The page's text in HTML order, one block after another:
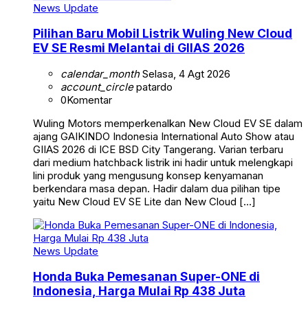
News Update
Pilihan Baru Mobil Listrik Wuling New Cloud
EV SE Resmi Melantai di GIIAS 2026
calendar_monthSelasa, 4 Agt 2026
account_circlepatardo
0Komentar
Wuling Motors memperkenalkan New Cloud EV SE dalam
ajang GAIKINDO Indonesia International Auto Show atau
GIIAS 2026 di ICE BSD City Tangerang. Varian terbaru
dari medium hatchback listrik ini hadir untuk melengkapi
lini produk yang mengusung konsep kenyamanan
berkendara masa depan. Hadir dalam dua pilihan tipe
yaitu New Cloud EV SE Lite dan New Cloud […]
News Update
Honda Buka Pemesanan Super-ONE di
Indonesia, Harga Mulai Rp 438 Juta